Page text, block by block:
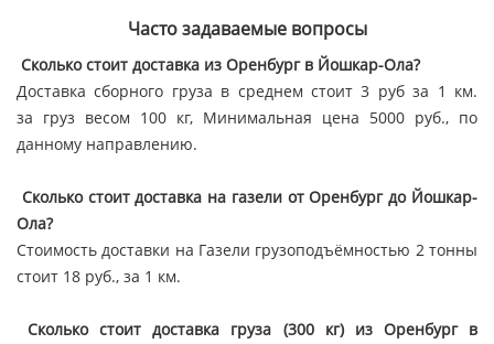
Часто задаваемые вопросы
Сколько стоит доставка из Оренбург в Йошкар-Ола?
Доставка сборного груза в среднем стоит 3 руб за 1 км.
за груз весом 100 кг, Минимальная цена 5000 руб., по
данному направлению.
Сколько стоит доставка на газели от Оренбург до Йошкар-
Ола?
Стоимость доставки на Газели грузоподъёмностью 2 тонны
стоит 18 руб., за 1 км.
Сколько стоит доставка груза (300 кг) из Оренбург в